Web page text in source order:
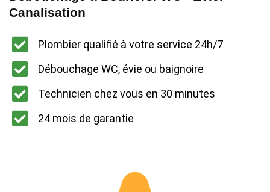
Canalisation
Plombier qualifié à votre service 24h/7
Débouchage WC, évie ou baignoire
Technicien chez vous en 30 minutes
24 mois de garantie